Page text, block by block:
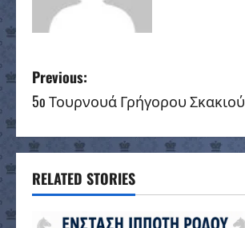
P
o
s
t
n
Previous:
5o Τουρνουά Γρήγορου Σκακιού
RELATED STORIES